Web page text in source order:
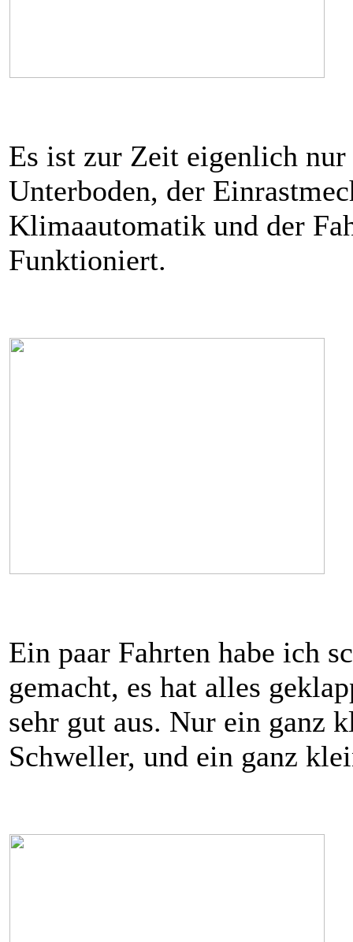
Es ist zur Zeit eigenlich
Unterboden, der
Klimaautomatik und der
Funktioniert.
Ein paar Fahrten habe ich
gemacht, es hat alles
sehr gut aus. Nur ein ganz
Schweller, und ein ganz